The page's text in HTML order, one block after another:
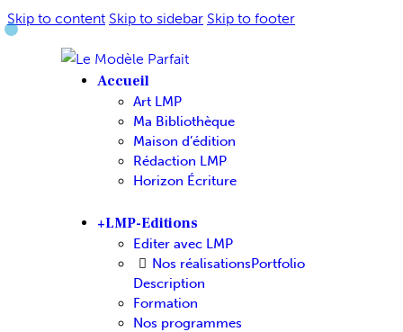
Skip to content Skip to sidebar Skip to footer
Accueil
Art LMP
Ma Bibliothèque
Maison d’édition
Rédaction LMP
Horizon Écriture
+LMP-Editions
Editer avec LMP
Nos réalisationsPortfolio
Description
Formation
Nos programmes